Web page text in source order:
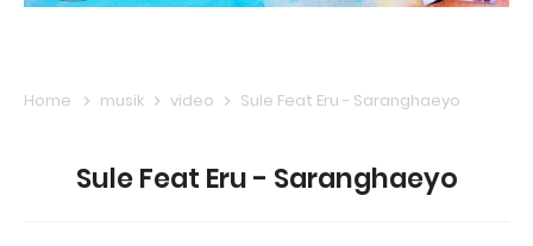
Home musik video Sule Feat Eru - Saranghaeyo
Sule Feat Eru - Saranghaeyo